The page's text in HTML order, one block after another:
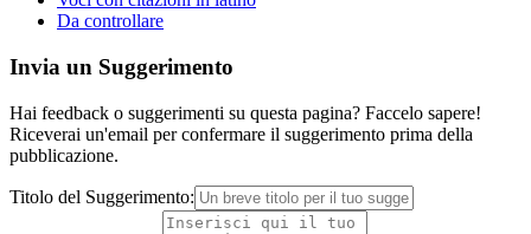
Da controllare
Invia un Suggerimento
Hai feedback o suggerimenti su questa pagina? Faccelo sapere!
Riceverai un'email per confermare il suggerimento prima della
pubblicazione.
Titolo del Suggerimento: